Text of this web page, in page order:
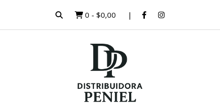
0 - $0,00